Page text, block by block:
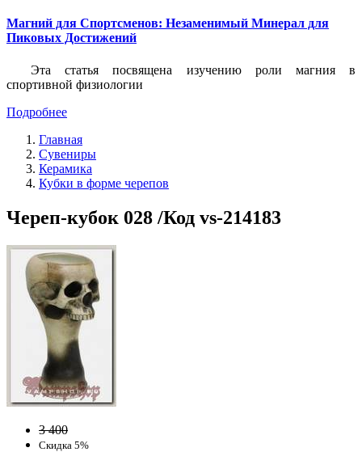
Магний для Спортсменов: Незаменимый Минерал для
Пиковых Достижений
Эта статья посвящена изучению роли магния в
спортивной физиологии
Подробнее
Главная
Сувениры
Керамика
Кубки в форме черепов
Череп-кубок 028 /Код vs-214183
3 400
Скидка 5%